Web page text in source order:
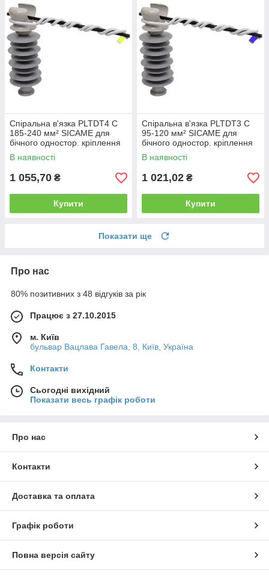
Спіральна в'язка PLTDT4 C
185-240 мм² SICAME для
бічного одностор. кріплення
проводу до ізоляторів
PSI...RD, спіральне кріплення
В наявності
1 055,70 ₴
Купити
Спіральна в'язка PLTDT3 C
95-120 мм² SICAME для
бічного одностор. кріплення
проводу до ізоляторів
PSI...RD, спіральне кріплення
В наявності
1 021,02 ₴
Купити
Показати ще
Про нас
80% позитивних з 48 відгуків за рік
Працює з 27.10.2015
м. Київ
бульвар Вацлава Гавела, 8, Київ, Україна
Контакти
Сьогодні вихідний
Показати весь графік роботи
Про нас
Контакти
Доставка та оплата
Графік роботи
Повна версія сайту